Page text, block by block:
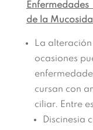
de la
La
ocasiones
cursan con
ciliar. Entre
Discinesia